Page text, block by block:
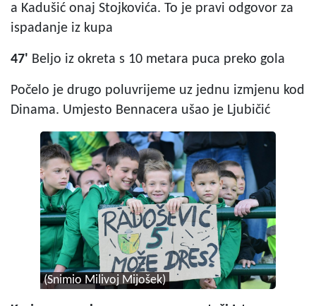
a Kadušić onaj Stojkovića. To je pravi odgovor za
ispadanje iz kupa
47' Beljo iz okreta s 10 metara puca preko gola
Počelo je drugo poluvrijeme uz jednu izmjenu kod
Dinama. Umjesto Bennacera ušao je Ljubičić
(Snimio Milivoj Mijošek)